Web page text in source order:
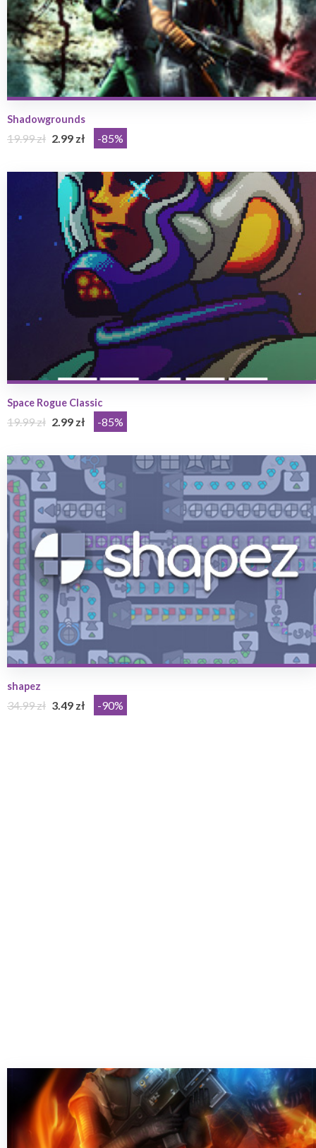
Shadowgrounds
19.99 zł 2.99 zł -85%
Space Rogue Classic
19.99 zł 2.99 zł -85%
shapez
34.99 zł 3.49 zł -90%